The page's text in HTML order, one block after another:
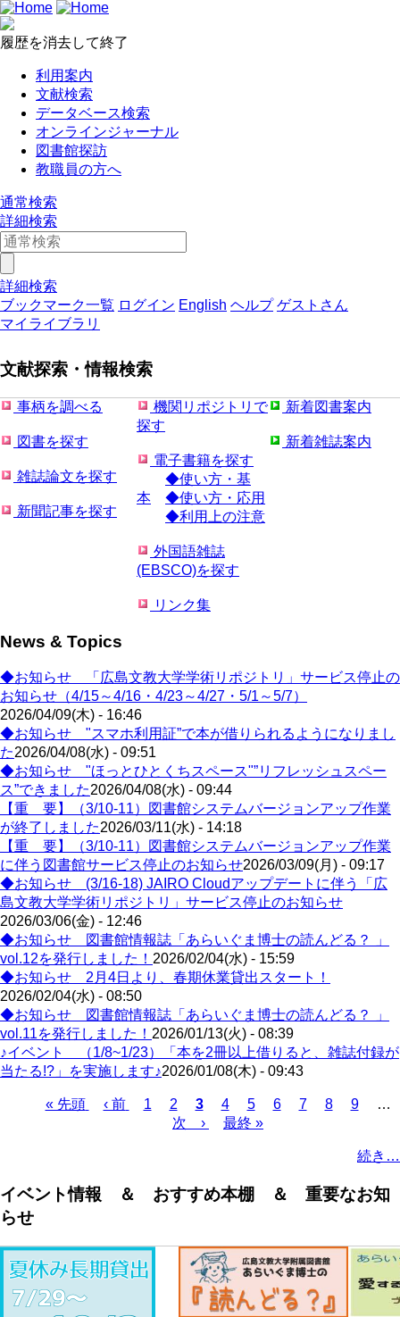
履歴を消去して終了
利用案内
文献検索
データベース検索
オンラインジャーナル
図書館探訪
教職員の方へ
通常検索
詳細検索
詳細検索
ブックマーク一覧 ログイン English ヘルプ ゲストさん
マイライブラリ
文献探索・情報検索
事柄を調べる
図書を探す
雑誌論文を探す
新聞記事を探す
機関リポジトリで
探す
電子書籍を探す
◆使い方・基
本
◆使い方・応用
◆利用上の注意
外国語雑誌
(EBSCO)を探す
リンク集
新着図書案内
新着雑誌案内
News & Topics
◆お知らせ 「広島文教大学学術リポジトリ」サービス停止の
お知らせ（4/15～4/16・4/23～4/27・5/1～5/7）
2026/04/09(木) - 16:46
◆お知らせ "スマホ利用証”で本が借りられるようになりまし
た2026/04/08(水) - 09:51
◆お知らせ "ほっとひとくちスペース"”リフレッシュスペー
ス”できました2026/04/08(水) - 09:44
【重 要】（3/10-11）図書館システムバージョンアップ作業
が終了しました2026/03/11(水) - 14:18
【重 要】（3/10-11）図書館システムバージョンアップ作業
に伴う図書館サービス停止のお知らせ2026/03/09(月) - 09:17
◆お知らせ (3/16-18) JAIRO Cloudアップデートに伴う「広
島文教大学学術リポジトリ」サービス停止のお知らせ
2026/03/06(金) - 12:46
◆お知らせ 図書館情報誌「あらいぐま博士の読んどる？ 」
vol.12を発行しました！ 2026/02/04(水) - 15:59
◆お知らせ 2月4日より、春期休業貸出スタート！
2026/02/04(水) - 08:50
◆お知らせ 図書館情報誌「あらいぐま博士の読んどる？ 」
vol.11を発行しました！ 2026/01/13(火) - 08:39
♪イベント （1/8~1/23）「本を2冊以上借りると、雑誌付録が
当たる!?」を実施します♪2026/01/08(木) - 09:43
り
先
« 先頭
前
‹ 前 Page
1 Page
2
カ
レ
ー
3 Page
4 Page
5 Page
6 Page
7 Page
8 Page
9
…
次
次 ›
最
ジ
最終 »
続き…
イベント情報 ＆ おすすめ本棚 ＆ 重要なお知
らせ